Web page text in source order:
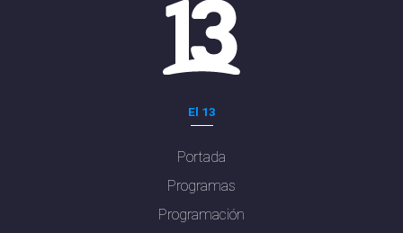
El 13
Portada
Programas
Programación